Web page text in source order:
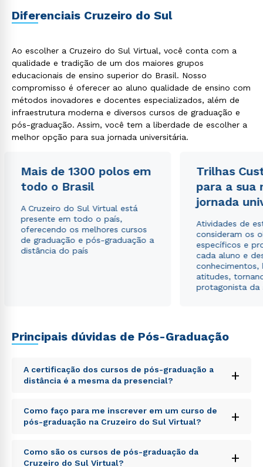
Diferenciais Cruzeiro do Sul
Ao escolher a Cruzeiro do Sul Virtual, você conta com a
qualidade e tradição de um dos maiores grupos
educacionais de ensino superior do Brasil. Nosso
compromisso é oferecer ao aluno qualidade de ensino com
métodos inovadores e docentes especializados, além de
infraestrutura moderna e diversos cursos de graduação e
pós-graduação. Assim, você tem a liberdade de escolher a
melhor opção para sua jornada universitária.
Mais de 1300 polos em
todo o Brasil
A Cruzeiro do Sul Virtual está
presente em todo o país,
oferecendo os melhores cursos
de graduação e pós-graduação a
distância do país
Trilhas
para a sua
jornada
Atividades de
consideram os
específicos e
cada aluno e
conhecimentos,
atitudes,
protagonista da
Principais dúvidas de Pós-Graduação
A certificação dos cursos de pós-graduação a
distância é a mesma da presencial?
+
Sed ut perspiciatis unde omnis iste natus error sit
voluptatem accusantium doloremque laudantium,
totam rem aperiam, eaque ipsa quae ab illo inventore
explicabo. Nemo enim ipsam voluptatem quia
voluptas sit aspernatur aut odit aut fugit, sed quia
Como faço para me inscrever em um curso de
pós-graduação na Cruzeiro do Sul Virtual?
+
Sed ut perspiciatis unde omnis iste natus error sit
voluptatem accusantium doloremque laudantium,
Como são os cursos de pós-graduação da
Cruzeiro do Sul Virtual?
+
ou
Estou de acordo com a Política de Privacidade.